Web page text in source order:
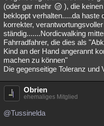
(oder gar mehr
), die
bekloppt verhalten.....da haste
korrekter,
ständig.......Nordicwalking
Fahrradfahrer, die dies als
Kind an der Hand angerannt
machen zu können"
Die gegenseitige Toleranz und
Obrien
ehemaliges Mitglied
@Tussinelda